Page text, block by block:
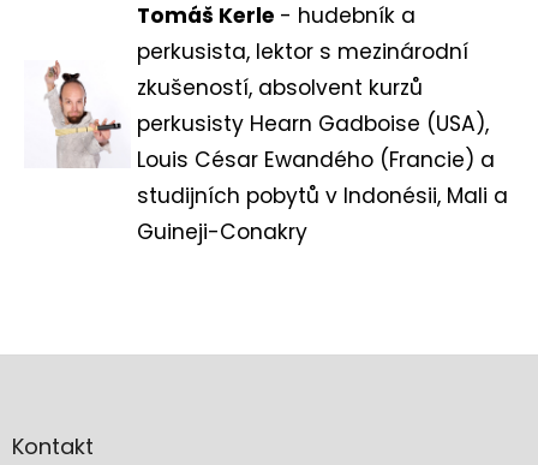
Tomáš Kerle - hudebník a
perkusista, lektor s mezinárodní
zkušeností, absolvent kurzů
perkusisty Hearn Gadboise (USA),
Louis César Ewandého (Francie) a
studijních pobytů v Indonésii, Mali a
Guineji-Conakry
aKontakt